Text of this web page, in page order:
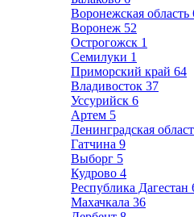
Воронежская область
Воронеж 52
Острогожск 1
Семилуки 1
Приморский край 64
Владивосток 37
Уссурийск 6
Артем 5
Ленинградская
Гатчина 9
Выборг 5
Кудрово 4
Республика Дагестан
Махачкала 36